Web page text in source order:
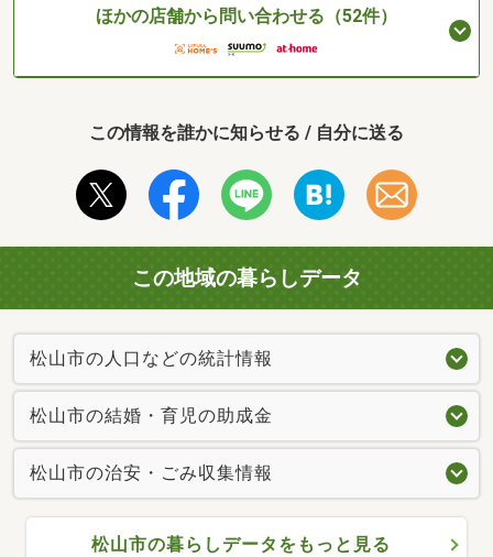
ほかの店舗から問い合わせる（52件）
この情報を誰かに知らせる / 自分に送る
この地域の暮らしデータ
松山市の人口などの統計情報
松山市の結婚・育児の助成金
松山市の治安・ごみ収集情報
松山市の暮らしデータをもっと見る